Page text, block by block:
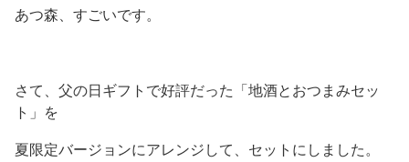
あつ森、すごいです。
さて、父の日ギフトで好評だった「地酒とおつまみセッ
ト」を
夏限定バージョンにアレンジして、セットにしました。